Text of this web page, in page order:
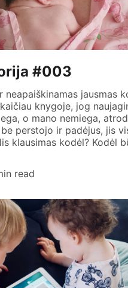
#003
neapaiškinamas jausmas
knygoje, jog
o mano nemiega,
perstojo ir padėjus, jis
klausimas kodėl? Kodėl
read